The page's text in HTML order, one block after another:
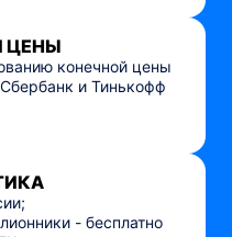
ЦЕНЫ
конечной цены
и Тинькофф
- бесплатно